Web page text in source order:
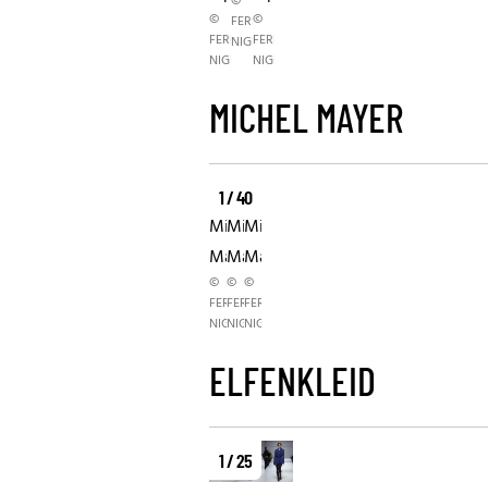
©
FERNANDA
NIGRO
FERNANDA
NIGRO
©
FERNANDA
NIGRO
MICHEL MAYER
1 / 40
Michel
Mayer
©
FERNANDA
NIGRO
Michel
Mayer
©
FERNANDA
NIGRO
Michel
Mayer
©
FERNANDA
NIGRO
ELFENKLEID
1 / 25